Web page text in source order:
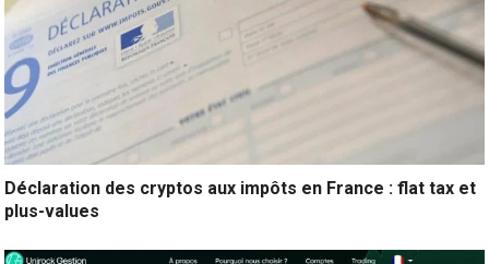
Déclaration des cryptos aux impôts en France : flat tax et
plus-values